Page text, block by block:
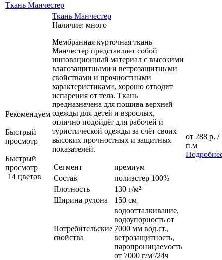
Ткань Манчестер
Рекомендуем
Быстрый
просмотр
Быстрый
просмотр
14 цветов
Ткань Манчестер
Наличие: много
Мембранная курточная ткань
Манчестер представляет собой
инновационный материал с высокими
влагозащитными и ветрозащитными
свойствами и прочностными
характеристиками, хорошо отводит
испарения от тела. Ткань
предназначена для пошива верхней
одежды для детей и взрослых,
отлично подойдёт для рабочей и
туристической одежды за счёт своих
высоких прочностных и защитных
показателей.
Сегмент
премиум
Состав
полиэстер 100%
Плотность
130 г/м²
Ширина рулона
150 см
Потребительские
свойства
водоотталкивание,
водоупорность от
7000 мм вод.ст.,
ветрозащитность,
паропроницаемость
от 7000 г/м²/24ч
от 288 р. /
п.м